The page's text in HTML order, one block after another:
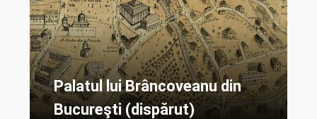
Palatul lui Brâncoveanu din
Bucureşti (dispărut)